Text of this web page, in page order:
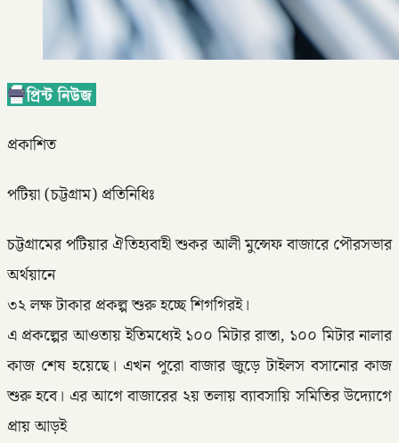
প্রকাশিত
পটিয়া (চট্টগ্রাম) প্রতিনিধিঃ
চট্টগ্রামের পটিয়ার ঐতিহ্যবাহী শুকর আলী মুন্সেফ বাজারে পৌরসভার
অর্থয়ানে
৩২ লক্ষ টাকার প্রকল্প শুরু হচ্ছে শিগগিরই।
এ প্রকল্পের আওতায় ইতিমধ্যেই ১০০ মিটার রাস্তা, ১০০ মিটার নালার
কাজ শেষ হয়েছে। এখন পুরো বাজার জুড়ে টাইলস বসানোর কাজ
শুরু হবে। এর আগে বাজারের ২য় তলায় ব্যাবসায়ি সমিতির উদ্যোগে
প্রায় আড়ই